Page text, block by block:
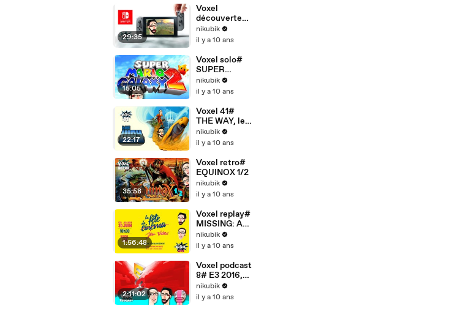
Cubical drift
29:35
Voxel
découverte#
La Nintendo
SWITCH, pas
mais...
nikubik
il y a 10 ans
15:05
Voxel solo#
SUPER
MARIO
GALAXY 2 -
mon aventure
nikubik
il y a 10 ans
22:17
Voxel 41#
THE WAY, le
nouveau
flashback ?
nikubik
il y a 10 ans
35:58
Voxel retro#
EQUINOX 1/2
nikubik
il y a 10 ans
1:56:48
Voxel replay#
MISSING: AN
INTERACTIV
E THRILLER
nikubik
il y a 10 ans
2:11:02
Voxel podcast
8# E3 2016,
bilan: thèmes
et jeux
nikubik
il y a 10 ans